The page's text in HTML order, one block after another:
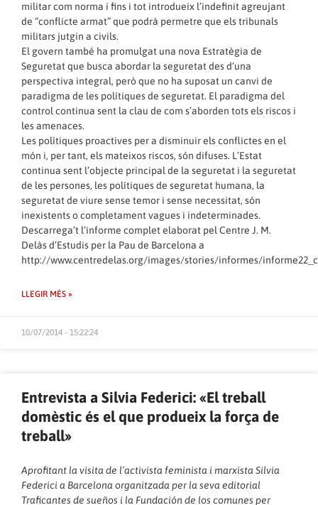
militar com norma i fins i tot introdueix l’indefinit agreujant
de “conflicte armat” que podrà permetre que els tribunals
militars jutgin a civils.
El govern també ha promulgat una nova Estratègia de
Seguretat que busca abordar la seguretat des d’una
perspectiva integral, però que no ha suposat un canvi de
paradigma de les polítiques de seguretat. El paradigma del
control continua sent la clau de com s’aborden tots els riscos i
les amenaces.
Les polítiques proactives per a disminuir els conflictes en el
món i, per tant, els mateixos riscos, són difuses. L’Estat
continua sent l’objecte principal de la seguretat i la seguretat
de les persones, les polítiques de seguretat humana, la
seguretat de viure sense temor i sense necessitat, són
inexistents o completament vagues i indeterminades.
Descarrega’t l’informe complet elaborat pel Centre J. M.
Delàs d’Estudis per la Pau de Barcelona a
http://www.centredelas.org/images/stories/informes/
LLEGIR MÉS »
10/07/2014 - 15:22:24
Entrevista a Silvia Federici: «El treball
domèstic és el que produeix la força de
treball»
Aprofitant la visita de l’activista feminista i marxista Silvia
Federici a Barcelona organitzada per la seva editorial
Traficantes de sueños i la Fundación de los comunes per